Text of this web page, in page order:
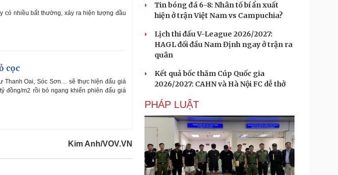
có nhiều bất thường, xảy ra hiện tượng đầu
cọc
Thanh Oai, Sóc Sơn… sẽ thực hiện đấu giá
đồng/m2 rồi bỏ ngang khiến phiên đấu giá
Kim Anh/VOV.VN
Tin bóng đá 6-8: Nhân tố bí ẩn xuất
hiện ở trận Việt Nam vs Campuchia?
Lịch thi đấu V-League 2026/2027:
HAGL đối đầu Nam Định ngay ở trận ra
quân
Kết quả bốc thăm Cúp Quốc gia
2026/2027: CAHN và Hà Nội FC dễ thở
PHÁP LUẬT